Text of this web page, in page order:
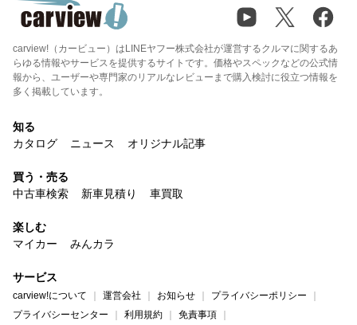
carview!（カービュー）はLINEヤフー株式会社が運営するクルマに関するあ
らゆる情報やサービスを提供するサイトです。価格やスペックなどの公式情
報から、ユーザーや専門家のリアルなレビューまで購入検討に役立つ情報を
多く掲載しています。
知る
カタログ
ニュース オリジナル記事
買う・売る
中古車検索
新車見積り 車買取
楽しむ
マイカー
みんカラ
サービス
carview!について 運営会社 お知らせ
プライバシーポリシー
プライバシーセンター
利用規約 免責事項